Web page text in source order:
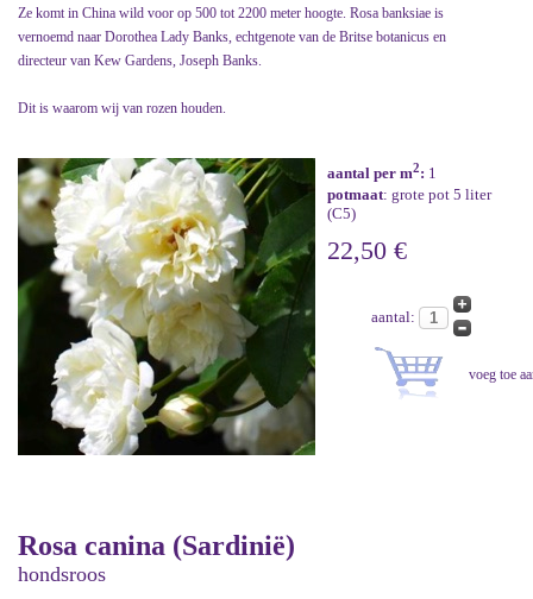
Ze komt in China wild voor op 500 tot 2200 meter hoogte. Rosa banksiae is
vernoemd naar Dorothea Lady Banks, echtgenote van de Britse botanicus en
directeur van Kew Gardens, Joseph Banks.
Dit is waarom wij van rozen houden.
aantal per m2: 1
potmaat: grote pot 5 liter
(C5)
22,50 €
aantal:
Rosa canina (Sardinië)
hondsroos